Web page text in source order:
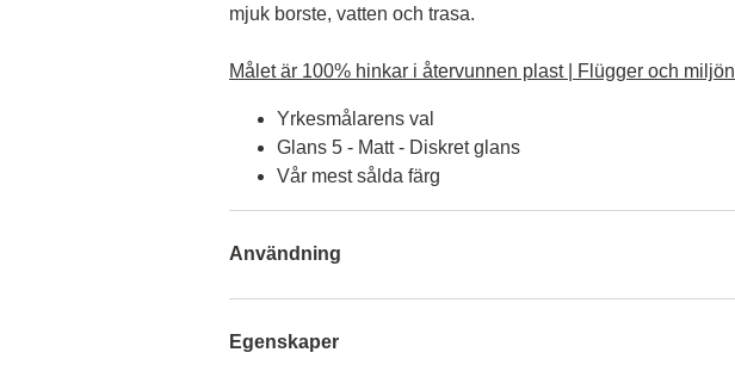
mjuk borste, vatten och trasa.
Målet är 100% hinkar i återvunnen plast | Flügger och miljön
Yrkesmålarens val
Glans 5 - Matt - Diskret glans
Vår mest sålda färg
Användning
Egenskaper